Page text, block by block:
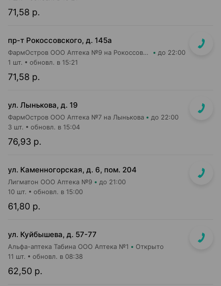
71,58 р.
пр-т Рокоссовского, д. 145а
ФармОстров ООО Аптека №9 на Рокоссовского до 22:00
71,58 р.
1 шт. обновл. в 15:21
ул. Лынькова, д. 19
ФармОстров ООО Аптека №7 на Лынькова до 22:00
76,93 р.
3 шт. обновл. в 15:04
ул. Каменногорская, д. 6, пом. 204
Лигматон ООО Аптека №9 до 21:00
61,80 р.
10 шт. обновл. в 15:00
ул. Куйбышева, д. 57-77
Альфа-аптека Табина ООО Аптека №1 Открыто
62,50 р.
11 шт. обновл. в 08:38